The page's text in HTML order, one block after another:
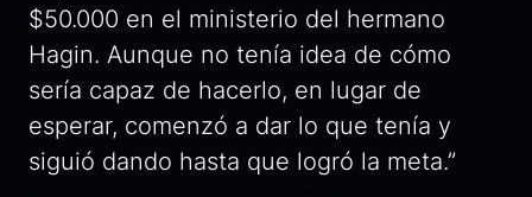
$50.000 en el ministerio del hermano
Hagin. Aunque no tenía idea de cómo
sería capaz de hacerlo, en lugar de
esperar, comenzó a dar lo que tenía y
siguió dando hasta que logró la meta.”